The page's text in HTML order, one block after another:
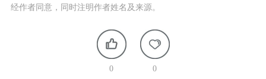
经作者同意，同时注明作者姓名及来源。
0 0